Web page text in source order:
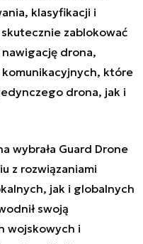
klasyfikacji i
zablokować
nawigację drona,
które
drona, jak i
wybrała Guard Drone
z rozwiązaniami
jak i globalnych
swoją
wojskowych i